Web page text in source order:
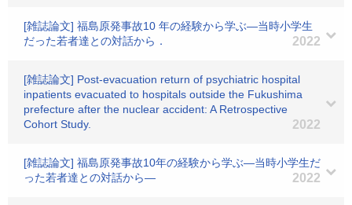
[雑誌論文] 福島原発事故10 年の経験から学ぶ―当時小学生
だった若者達との対話から．
2022
[雑誌論文] Post-evacuation return of psychiatric hospital
inpatients evacuated to hospitals outside the Fukushima
prefecture after the nuclear accident: A Retrospective
Cohort Study.
2022
[雑誌論文] 福島原発事故10年の経験から学ぶ―当時小学生だ
った若者達との対話から―
2022